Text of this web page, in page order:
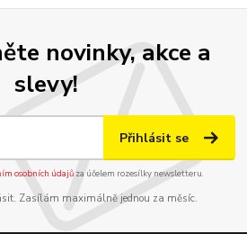
novinky, akce a
slevy!
Přihlásit se
osobních údajůza účelem rozesílky newsletteru.
Zasílám maximálně jednou za měsíc.